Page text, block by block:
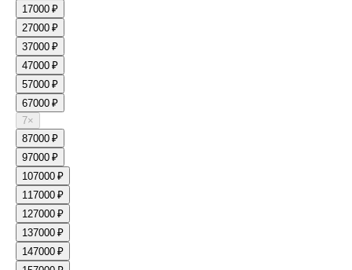
17000 ₽
27000 ₽
37000 ₽
47000 ₽
57000 ₽
67000 ₽
7×
87000 ₽
97000 ₽
107000 ₽
117000 ₽
127000 ₽
137000 ₽
147000 ₽